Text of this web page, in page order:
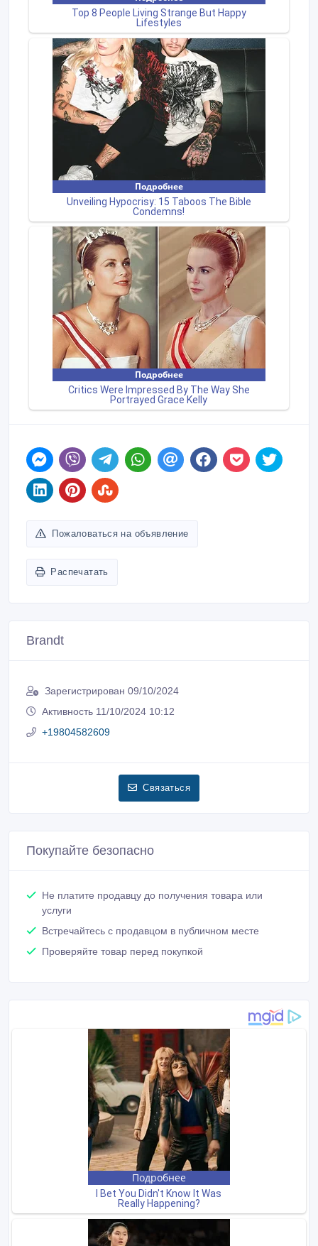
Пожаловаться на объявление
Распечатать
Brandt
Зарегистрирован 09/10/2024
Активность 11/10/2024 10:12
+19804582609
Связаться
Покупайте безопасно
Не платите продавцу до получения товара или
услуги
Встречайтесь с продавцом в публичном месте
Проверяйте товар перед покупкой